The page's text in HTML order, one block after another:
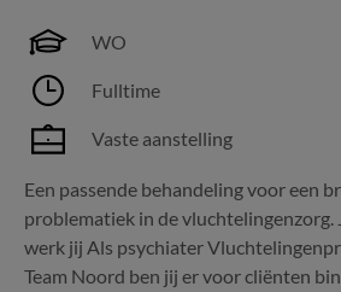
WO
Fulltime
Vaste aanstelling
Een passende behandeling voor een
problematiek in de vluchtelingenzorg.
werk jij Als psychiater
Team Noord ben jij er voor cliënten